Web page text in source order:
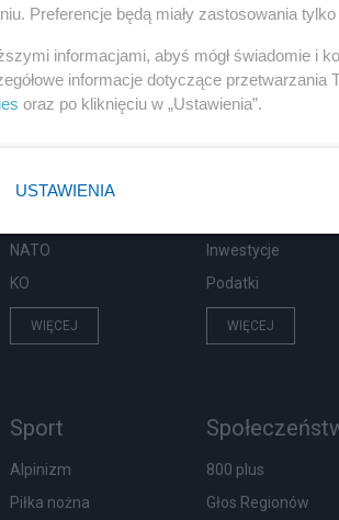
Polityka
Rząd
NATO
KO
WIĘCEJ
Gospodarka
Inwestycje
Podatki
WIĘCEJ
Sport
Alpinizm
Piłka nożna
800 plus
Głos Regionów
Preferencje będą miały zastosowania
informacjami, abyś mógł świadomie i
informacje dotyczące przetwarzania
oraz po kliknięciu w „Ustawienia”.
USTAWIENIA